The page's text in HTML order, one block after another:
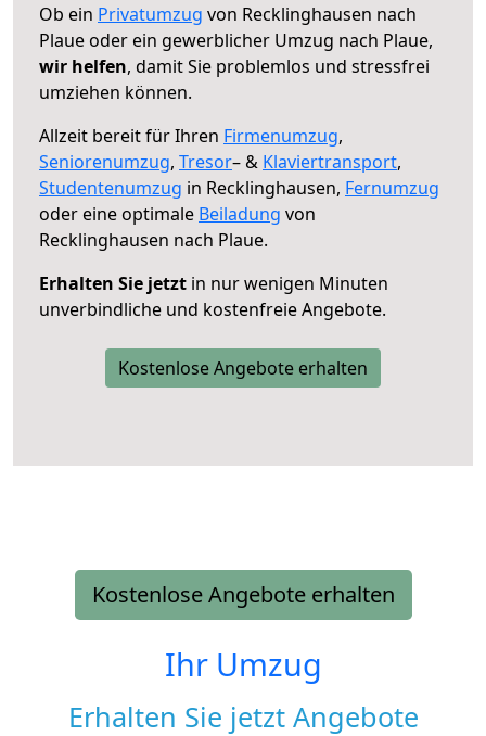
Ob ein Privatumzug von Recklinghausen nach
Plaue oder ein gewerblicher Umzug nach Plaue,
wir helfen, damit Sie problemlos und stressfrei
umziehen können.
Allzeit bereit für Ihren Firmenumzug,
Seniorenumzug, Tresor– & Klaviertransport,
Studentenumzug in Recklinghausen, Fernumzug
oder eine optimale Beiladung von
Recklinghausen nach Plaue.
Erhalten Sie jetzt in nur wenigen Minuten
unverbindliche und kostenfreie Angebote.
Kostenlose Angebote erhalten
Kostenlose Angebote erhalten
Ihr Umzug
Erhalten Sie jetzt Angebote